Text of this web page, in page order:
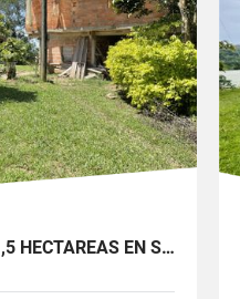
FINCA AGRÍCOLA DE 21,5 HECTÁREAS EN SAN ROQUE, ANTIOQUIA